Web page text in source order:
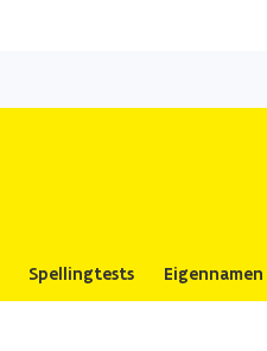
Spellingtests Eigennamen